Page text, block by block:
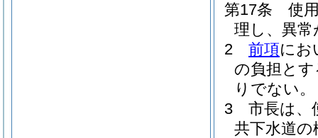
第17条
使
理し、異
2
前項にお
の負担とす
りでない。
3
市長は、
共下水道